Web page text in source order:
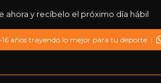
ahora y recíbelo el próximo día hábil
años trayendo lo mejor para tu deporte |